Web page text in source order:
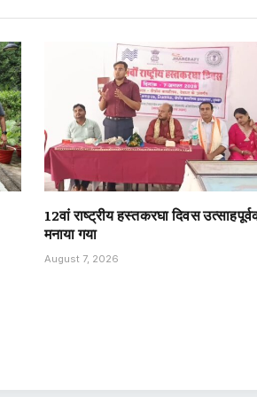
12वां राष्ट्रीय हस्तकरघा दिवस
मनाया गया
August 7, 2026